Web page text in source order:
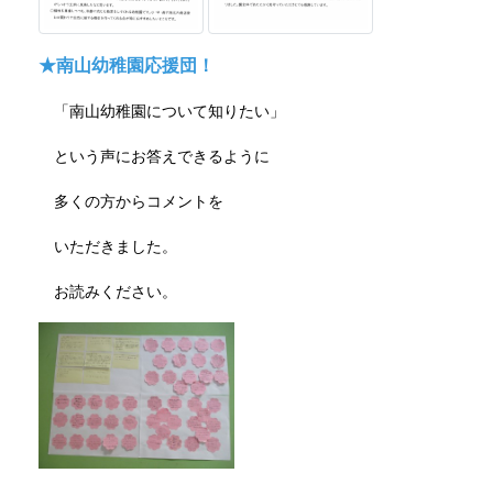
★南山幼稚園応援団！
「南山幼稚園について知りたい」
という声にお答えできるように
多くの方からコメントを
いただきました。
お読みください。